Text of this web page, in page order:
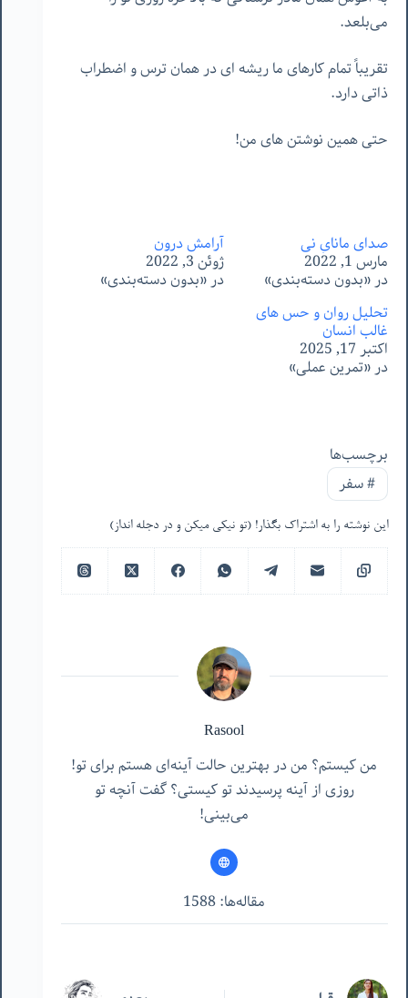
می‌بلعد.
تقریباً تمام کارهای ما ریشه ای در همان ترس و اضطراب
ذاتی دارد.
حتی همین نوشتن های من!
صدای مانایِ نی
مارس 1, 2022
در «بدون دسته‌بندی»
آرامش درون
ژوئن 3, 2022
در «بدون دسته‌بندی»
تحلیل روان و حس های
غالب انسان
اکتبر 17, 2025
در «تمرین عملی»
برچسب‌ها
#سفر
این نوشته را به اشتراک بگذار! (تو نیکی میکن و در دجله انداز)
Rasool
من کیستم؟ من در بهترین حالت آینه‌ای هستم برای تو!
روزی از آینه پرسیدند تو کیستی؟ گفت آنچه تو
می‌بینی!
مقاله‌ها: 1588